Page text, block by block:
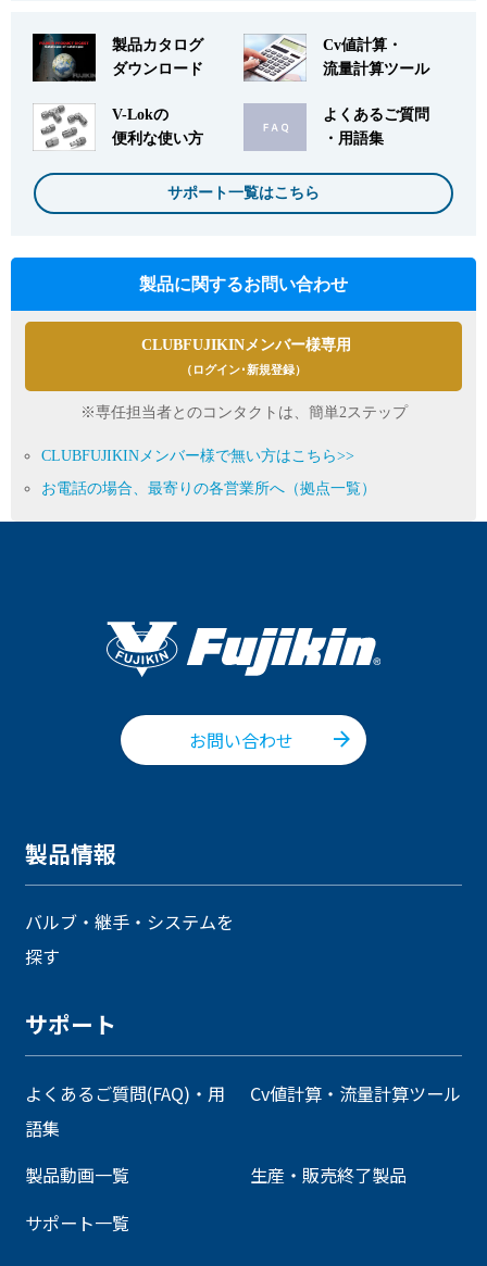
製品カタログ
ダウンロード
Cv値計算・
流量計算ツール
V-Lokの
便利な使い方
よくあるご質問
・用語集
サポート一覧はこちら
製品に関するお問い合わせ
CLUBFUJIKINメンバー様専用
（ログイン･新規登録）
※専任担当者とのコンタクトは、簡単2ステップ
CLUBFUJIKINメンバー様で無い方はこちら>>
お電話の場合、最寄りの各営業所へ（拠点一覧）
お問い合わせ
製品情報
バルブ・継手・システムを
探す
サポート
よくあるご質問(FAQ)・用
語集
Cv値計算・流量計算ツール
製品動画一覧
生産・販売終了製品
サポート一覧